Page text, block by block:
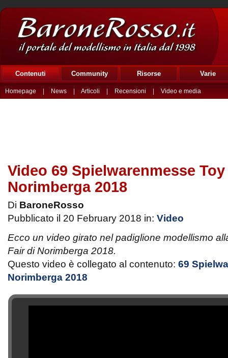
Contenuti Community Risorse Varie
Homepage News Articoli Recensioni Video e media
Video 69 Spielwarenmesse
Norimberga 2018
Di BaroneRosso
Pubblicato il 20 February 2018 in: Video
Ecco un video girato nel padiglione modellismo
Fair di Norimberga 2018.
Questo video è collegato al contenuto: 69
Norimberga 2018